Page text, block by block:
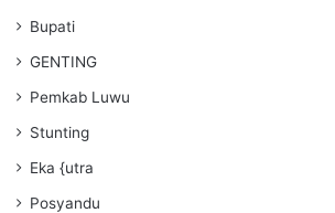
Bupati
GENTING
Pemkab Luwu
Stunting
Eka {utra
Posyandu